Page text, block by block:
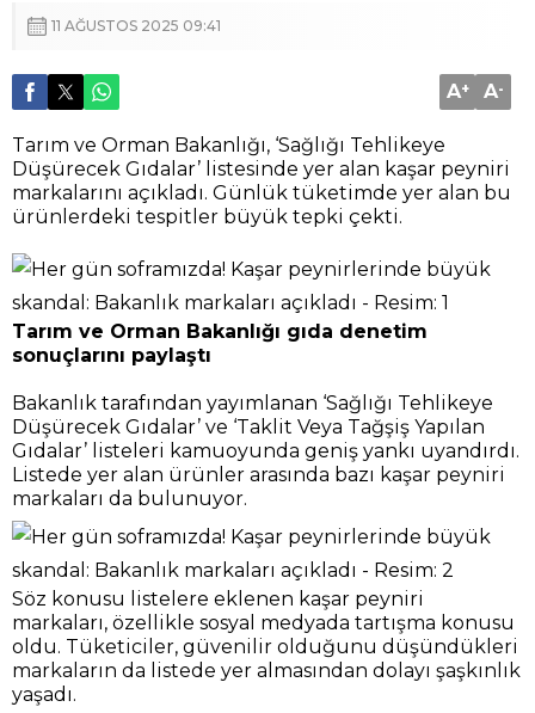
11 AĞUSTOS 2025 09:41
A+ A-
Tarım ve Orman Bakanlığı, ‘Sağlığı Tehlikeye
Düşürecek Gıdalar’ listesinde yer alan kaşar peyniri
markalarını açıkladı. Günlük tüketimde yer alan bu
ürünlerdeki tespitler büyük tepki çekti.
Tarım ve Orman Bakanlığı gıda denetim
sonuçlarını paylaştı
Bakanlık tarafından yayımlanan ‘Sağlığı Tehlikeye
Düşürecek Gıdalar’ ve ‘Taklit Veya Tağşiş Yapılan
Gıdalar’ listeleri kamuoyunda geniş yankı uyandırdı.
Listede yer alan ürünler arasında bazı kaşar peyniri
markaları da bulunuyor.
Söz konusu listelere eklenen kaşar peyniri
markaları, özellikle sosyal medyada tartışma konusu
oldu. Tüketiciler, güvenilir olduğunu düşündükleri
markaların da listede yer almasından dolayı şaşkınlık
yaşadı.